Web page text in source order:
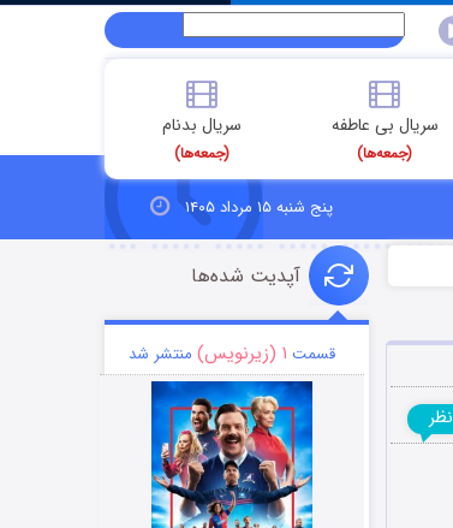
سریال بی عاطفه
(جمعه‌ها)
سریال بدنام
(جمعه‌ها)
پنج شنبه ۱۵ مرداد ۱۴۰۵
نظر
آپدیت شده‌ها
قسمت ۱ (زیرنویس) منتشر شد